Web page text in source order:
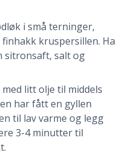
i små terninger,
kruspersillen. Ha
sitronsaft, salt og
litt olje til middels
har fått en gyllen
til lav varme og legg
3-4 minutter til